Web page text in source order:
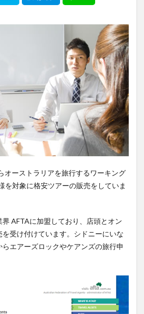
オーストラリアを旅行するワーキング
を対象に格安ツアーの販売をしていま
AFTAに加盟しており、店頭とオン
受け付けています。シドニーにいな
エアーズロックやケアンズの旅行申